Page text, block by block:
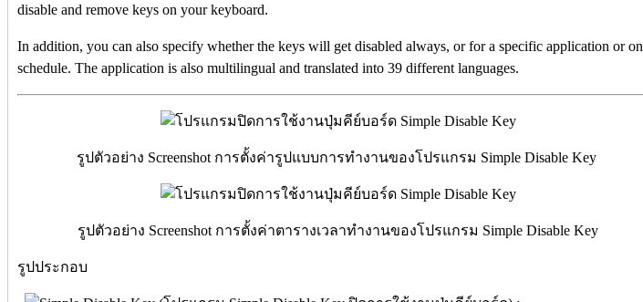
disable and remove keys on your keyboard.
In addition, you can also specify whether the keys will get disabled always, or for a specific application or on
schedule. The application is also multilingual and translated into 39 different languages.
รูปตัวอย่าง Screenshot การตั้งค่ารูปแบบการทำงานของโปรแกรม Simple Disable Key
รูปตัวอย่าง Screenshot การตั้งค่าตารางเวลาทำงานของโปรแกรม Simple Disable Key
รูปประกอบ